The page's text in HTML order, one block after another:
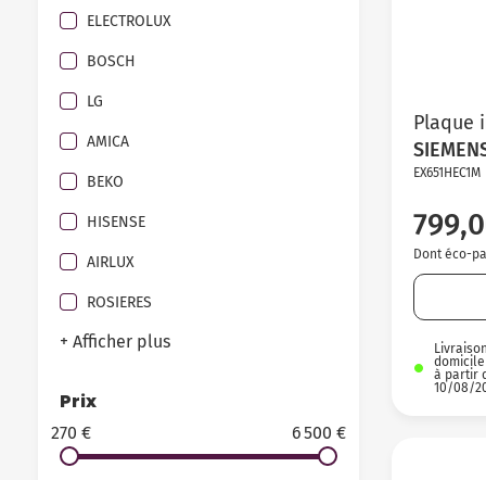
ELECTROLUX
BOSCH
LG
AMICA
BEKO
HISENSE
AIRLUX
ROSIERES
+ Afficher plus
Prix
270 € 6 500 €
Plaque
EX651HEC1M
Dont éco-
domicile
à partir
10/08/